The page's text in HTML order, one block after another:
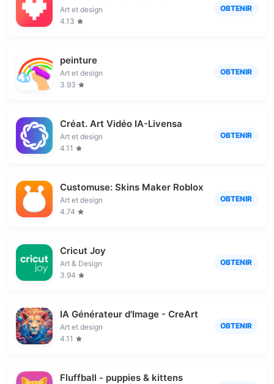
Art et design
4.13
OBTENIR
peinture
Art et design
3.93
OBTENIR
Créat. Art Vidéo IA-Livensa
Art et design
4.11
OBTENIR
Customuse: Skins Maker Roblox
Art et design
4.74
OBTENIR
Cricut Joy
Art & Design
3.94
OBTENIR
IA Générateur d'Image - CreArt
Art et design
4.11
OBTENIR
Fluffball - puppies & kittens